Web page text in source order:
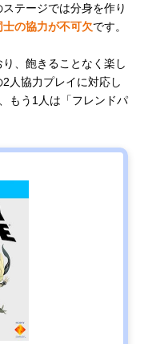
テージでは分身を作り
の協力が不可欠です。
、飽きることなく楽し
人協力プレイに対応し
もう1人は「フレンドパ